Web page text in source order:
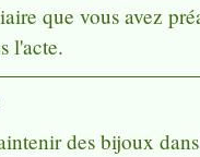
que vous avez
l'acte.
des bijoux